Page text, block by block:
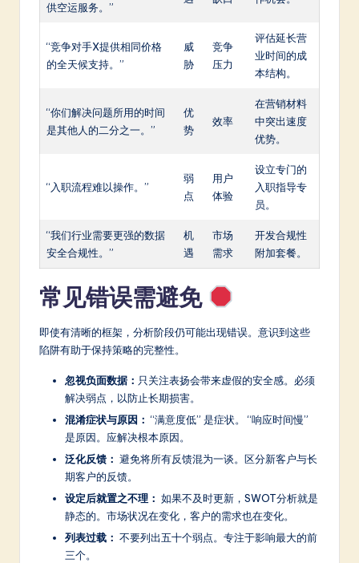
供空运服务。”
“竞争对手X提供相同价格
的全天候支持。”
威
胁
竞争
压力
评估延长营
业时间的成
本结构。
“你们解决问题所用的时间
是其他人的二分之一。”
优
势
效率
在营销材料
中突出速度
优势。
“入职流程难以操作。”
弱
点
用户
体验
设立专门的
入职指导专
员。
“我们行业需要更强的数据
安全合规性。”
机
遇
市场
需求
开发合规性
附加套餐。
常见错误需避免
即使有清晰的框架，分析阶段仍可能出现错误。意识到这些
陷阱有助于保持策略的完整性。
忽视负面数据： 只关注表扬会带来虚假的安全感。必须
解决弱点，以防止长期损害。
混淆症状与原因： “满意度低” 是症状。 “响应时间慢”
是原因。应解决根本原因。
泛化反馈： 避免将所有反馈混为一谈。区分新客户与长
期客户的反馈。
设定后就置之不理： 如果不及时更新，SWOT分析就是
静态的。市场状况在变化，客户的需求也在变化。
列表过载： 不要列出五十个弱点。专注于影响最大的前
三个。